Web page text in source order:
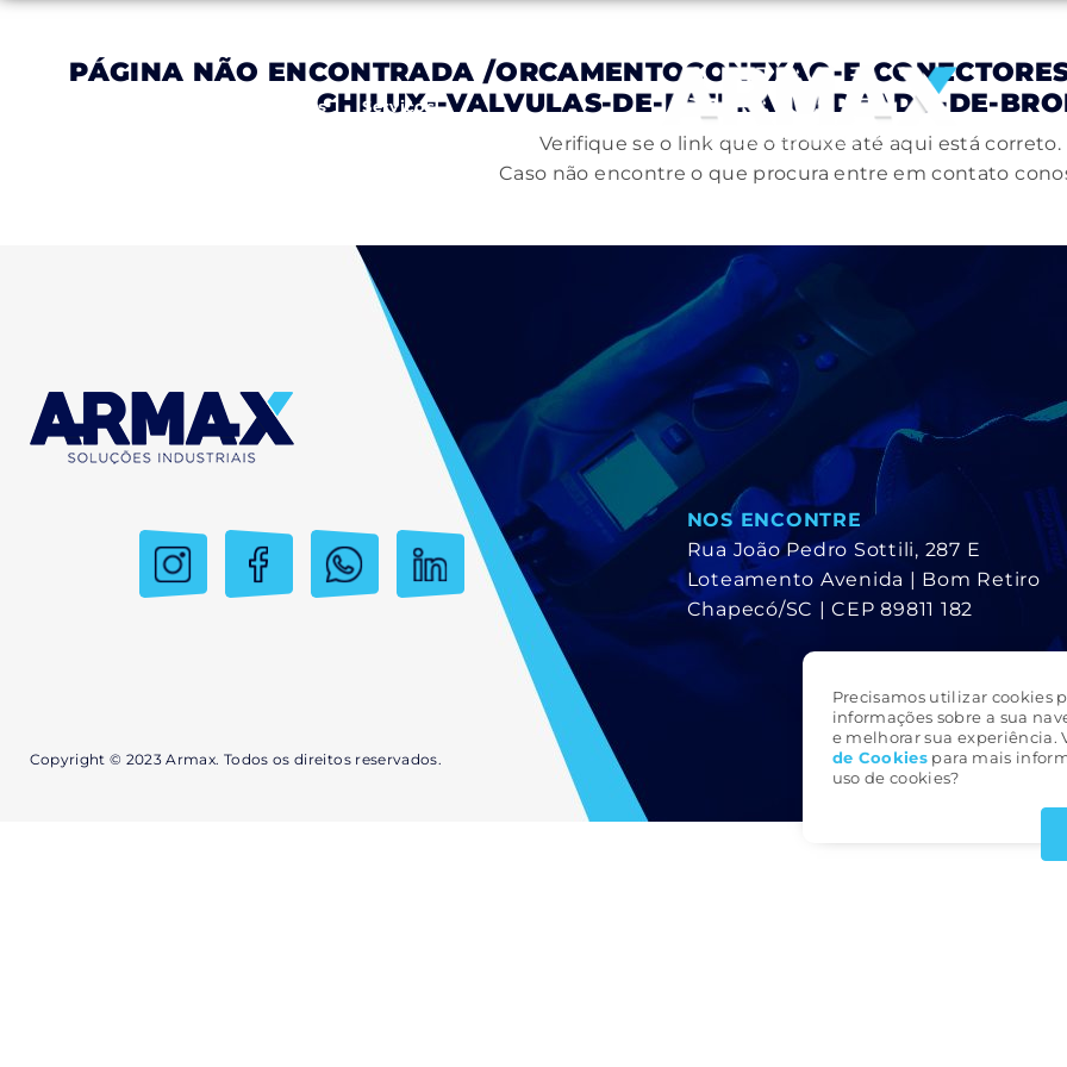
Precisamos utilizar cookies
informações sobre a sua
e melhorar sua experiência.
de Cookies para mais
uso de cookies?
Produtos Serviços
PÁGINA NÃO ENCONTRADA /ORCAMENTOCONEXAO-E-
GHILUX--VALVULAS-DE-ESFERA/CADEADO-DE-
Verifique se o link que o trouxe até aqui está correto.
Caso não encontre o que procura entre em contato
NOS ENCONTRE
Rua João Pedro Sottili, 287 E
Loteamento Avenida | Bom Retiro
Chapecó/SC | CEP 89811 182
Copyright © 2023 Armax. Todos os direitos reservados.